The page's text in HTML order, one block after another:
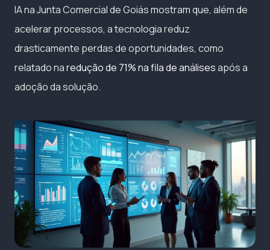
IA na Junta Comercial de Goiás mostram que, além de
acelerar processos, a tecnologia reduz
drasticamente perdas de oportunidades, como
relatado naredução de 71% na fila de análisesapós a
adoção da solução.